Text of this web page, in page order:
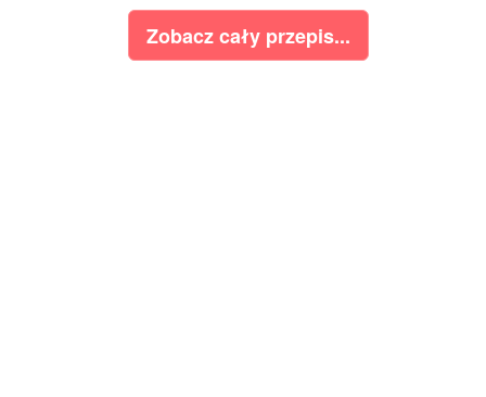
Zobacz cały przepis...